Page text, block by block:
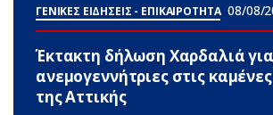
ΓΕΝΙΚΕΣ ΕΙΔΗΣΕΙΣ - ΕΠΙΚΑΙΡΟΤΗΤΑ 08/08/
Έκτακτη δήλωση Χαρδαλιά για
ανεμογεννήτριες στις
της Αττικής